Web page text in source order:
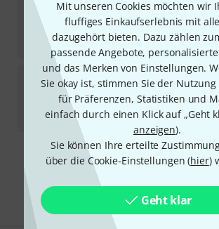
Mit unseren Cookies möchten wir
fluffiges Einkaufserlebnis mit
dazugehört bieten. Dazu zählen
passende Angebote,
und das Merken von Einstellungen.
Sie okay ist, stimmen Sie der Nutzung
für Präferenzen, Statistiken und
einfach durch einen Klick auf „Geht
anzeigen).
Sie können Ihre erteilte
über die Cookie-Einstellungen (hier)
Geht klar
71
Sofort lieferbar
7,90 €
Harley Benton Solder-Free
17
Sofort lieferbar
2,90 €
Kostenloser Versand ab 29 €